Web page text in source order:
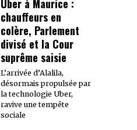
Uber à Maurice :
chauffeurs en
colère, Parlement
divisé et la Cour
suprême saisie
L’arrivée d’Alalila,
désormais propulsée par
la technologie Uber,
ravive une tempête
sociale